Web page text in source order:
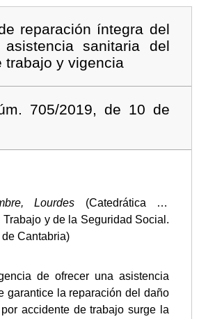
reparación íntegra del
sanitaria del
trabajo y vigencia
705/2019, de 10 de
Lourdes (Catedrática de
Trabajo y de la Seguridad Social.
Cantabria)
de ofrecer una asistencia
garantice la reparación del daño
accidente de trabajo surge la